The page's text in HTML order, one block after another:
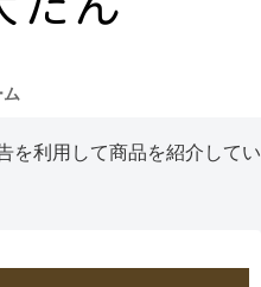
ム
を利用して商品を紹介してい